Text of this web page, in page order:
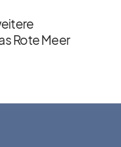
Rote Meer